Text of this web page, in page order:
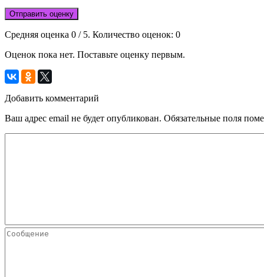
Отправить оценку
Средняя оценка 0 / 5. Количество оценок: 0
Оценок пока нет. Поставьте оценку первым.
Добавить комментарий
Ваш адрес email не будет опубликован. Обязательные поля